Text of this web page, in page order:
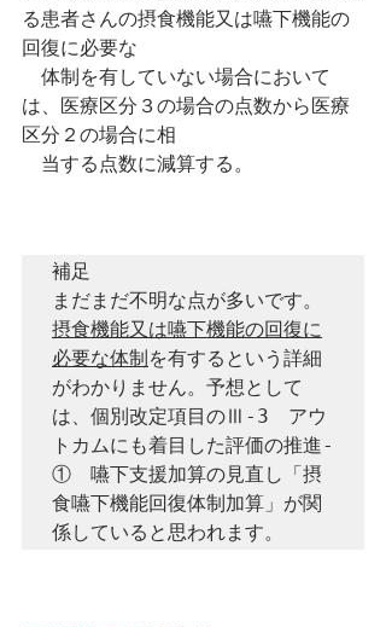
る患者さんの摂食機能又は嚥下機能の
回復に必要な
体制を有していない場合において
は、医療区分３の場合の点数から医療
区分２の場合に相
当する点数に減算する。
補足
まだまだ不明な点が多いです。
摂食機能又は嚥下機能の回復に
必要な体制を有するという詳細
がわかりません。予想として
は、個別改定項目のⅢ-3　アウ
トカムにも着目した評価の推進-
①　嚥下支援加算の見直し「摂
食嚥下機能回復体制加算」が関
係していると思われます。